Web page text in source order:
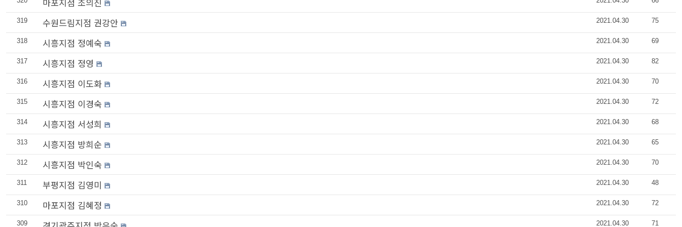
319 수원드림지점 권강안 2021.04.30 75
318 시흥지점 정예숙 2021.04.30 69
317 시흥지점 정영 2021.04.30 82
316 시흥지점 이도화 2021.04.30 70
315 시흥지점 이경숙 2021.04.30 72
314 시흥지점 서성희 2021.04.30 68
313 시흥지점 방희순 2021.04.30 65
312 시흥지점 박인숙 2021.04.30 70
311 부평지점 김영미 2021.04.30 48
310 마포지점 김혜정 2021.04.30 72
309 2021.04.30 71